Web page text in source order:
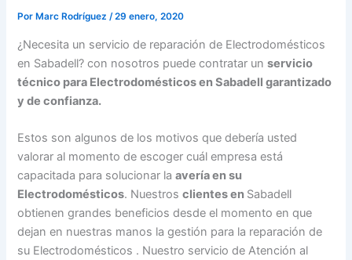
Por Marc Rodríguez/29 enero, 2020
¿Necesita un servicio de reparación de Electrodomésticos
en Sabadell? con nosotros puede contratar unservicio
técnico para Electrodomésticos en Sabadell garantizado
y de confianza.
Estos son algunos de los motivos que debería usted
valorar al momento de escoger cuál empresa está
capacitada para solucionar laavería en su
Electrodomésticos. Nuestrosclientes en Sabadell
obtienen grandes beneficios desde el momento en que
dejan en nuestras manos la gestión para la reparación de
su Electrodomésticos . Nuestro servicio de Atención al